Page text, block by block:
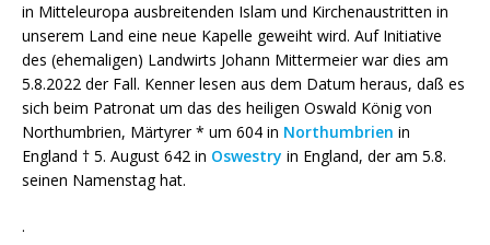
in Mitteleuropa ausbreitenden Islam und Kirchenaustritten in
unserem Land eine neue Kapelle geweiht wird. Auf Initiative
des (ehemaligen) Landwirts Johann Mittermeier war dies am
5.8.2022 der Fall. Kenner lesen aus dem Datum heraus, daß es
sich beim Patronat um das des heiligen Oswald König von
Northumbrien, Märtyrer * um 604 in Northumbrien in
England † 5. August 642 in Oswestry in England, der am 5.8.
seinen Namenstag hat.
.